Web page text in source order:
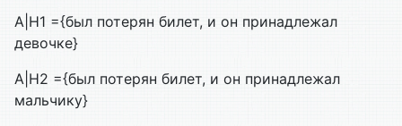
A|H1 ={был потерян билет, и он принадлежал
девочке}
A|H2 ={был потерян билет, и он принадлежал
мальчику}